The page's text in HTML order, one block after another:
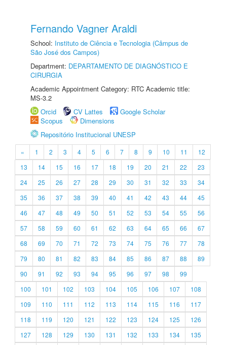
Fernando Vagner Araldi
School: Instituto de Ciência e Tecnologia (Câmpus de
São José dos Campos)
Department: DEPARTAMENTO DE DIAGNÓSTICO E
CIRURGIA
Academic Appointment Category: RTC Academic title:
MS-3.2
Orcid
CV Lattes
Google Scholar
Scopus
Dimensions
Repositório Institucional UNESP
« 1 2 3 4 5 6 7 8 9 10 11
12
13
14 15 16 17 18 19 20 21 22
23
24
25 26 27 28 29 30 31 32 33
34
35
36 37 38 39 40 41 42 43 44
45
46
47 48 49 50 51 52 53 54 55
56
57
58 59 60 61 62 63 64 65 66
67
68
69 70 71 72 73 74 75 76 77
78
79
80 81 82 83 84 85 86 87 88
89
90
91 92 93 94 95 96 97 98
99
100
101 102 103 104 105 106 107
108
109
110 111 112 113 114 115 116
117
118
119 120 121 122 123 124 125
126
127
128 129 130 131 132 133 134
135